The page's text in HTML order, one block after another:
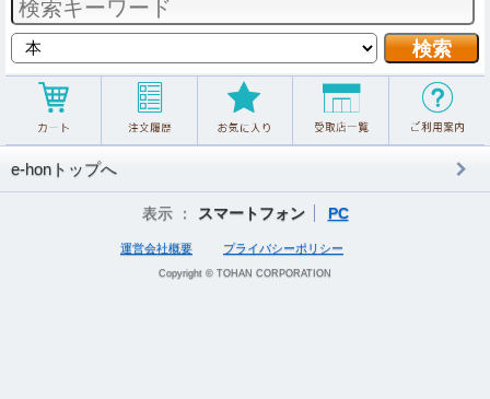
e-honトップへ
表示 ： スマートフォン PC
運営会社概要 プライバシーポリシー
Copyright © TOHAN CORPORATION